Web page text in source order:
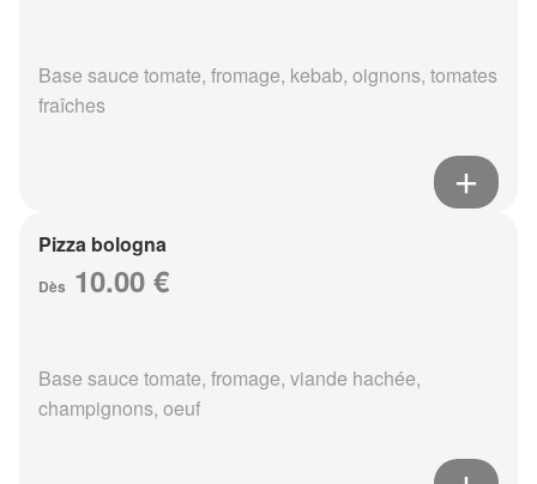
Base sauce tomate, fromage, kebab, oignons, tomates
fraîches
Pizza bologna
Dès 10.00 €
Base sauce tomate, fromage, viande hachée,
champignons, oeuf